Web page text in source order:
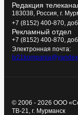
Редакция
183038, Россия, г.
+7 (8152) 400-870,
Рекламный отдел
+7 (8152) 400-870,
Электронная почта:
© 2006 - 2026 ООО
ТВ-21, г. Мурманск